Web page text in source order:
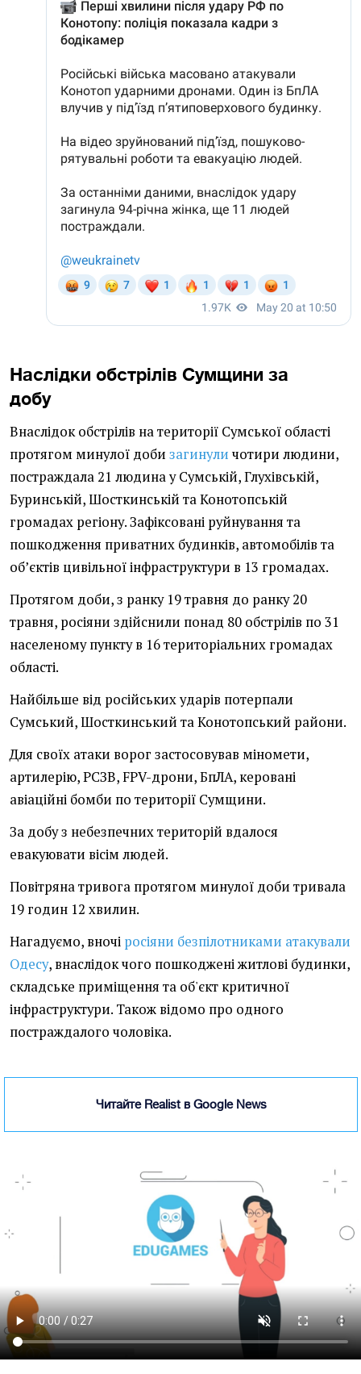
Наслідки обстрілів Сумщини за
добу
Внаслідок обстрілів на території Сумської області
протягом минулої доби загинули чотири людини,
постраждала 21 людина у Сумській, Глухівській,
Буринській, Шосткинській та Конотопській
громадах регіону. Зафіксовані руйнування та
пошкодження приватних будинків, автомобілів та
об’єктів цивільної інфраструктури в 13 громадах.
Протягом доби, з ранку 19 травня до ранку 20
травня, росіяни здійснили понад 80 обстрілів по 31
населеному пункту в 16 територіальних громадах
області.
Найбільше від російських ударів потерпали
Сумський, Шосткинський та Конотопський райони.
Для своїх атаки ворог застосовував міномети,
артилерію, РСЗВ, FPV-дрони, БпЛА, керовані
авіаційні бомби по території Сумщини.
За добу з небезпечних територій вдалося
евакуювати вісім людей.
Повітряна тривога протягом минулої доби тривала
19 годин 12 хвилин.
Нагадуємо, вночі росіяни безпілотниками атакували
Одесу, внаслідок чого пошкоджені житлові будинки,
складське приміщення та об'єкт критичної
інфраструктури. Також відомо про одного
постраждалого чоловіка.
Читайте Realist в Google News